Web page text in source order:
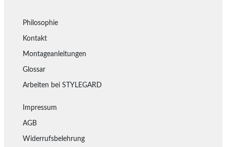
Philosophie
Kontakt
Montageanleitungen
Glossar
Arbeiten bei STYLEGARD
Impressum
AGB
Widerrufsbelehrung